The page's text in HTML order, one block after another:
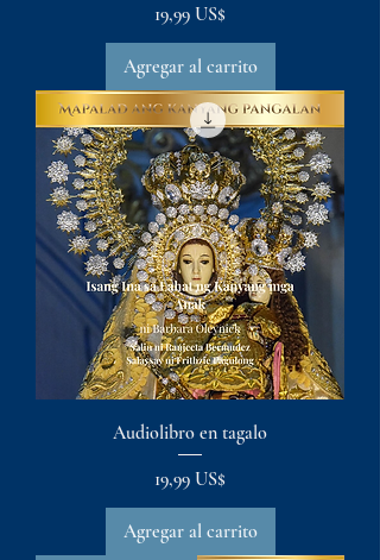
Precio
19,99 US$
Agregar al carrito
Audiolibro en tagalo
Precio
19,99 US$
Agregar al carrito